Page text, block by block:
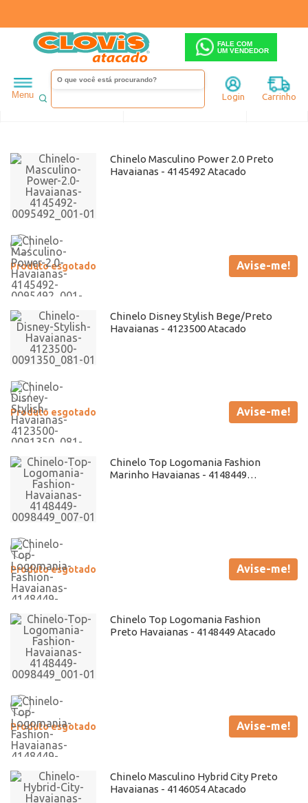
FALE COM
UM VENDEDOR
Menu Login Carrinho
Masculino Havaianas Chinelos
Ordenar Filtrar
Chinelo Masculino Power 2.0 Preto
Havaianas - 4145492 Atacado
Produto esgotado Avise-me!
Chinelo Disney Stylish Bege/Preto
Havaianas - 4123500 Atacado
Produto esgotado Avise-me!
Chinelo Top Logomania Fashion
Marinho Havaianas - 4148449
Produto esgotado Avise-me!
Chinelo Top Logomania Fashion
Preto Havaianas - 4148449 Atacado
Produto esgotado Avise-me!
Chinelo Masculino Hybrid City Preto
Havaianas - 4146054 Atacado